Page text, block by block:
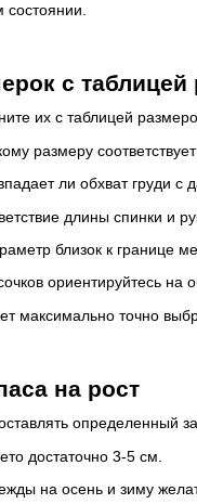
с таблицей
их с таблицей
размеру
ли обхват груди
длины спинки и
близок к границе
ориентируйтесь на
максимально точно
на рост
определенный
достаточно 3-5 см.
на осень и зиму